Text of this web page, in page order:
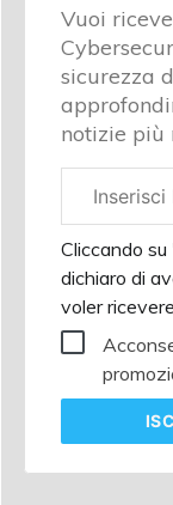
Vuoi
sicurezza
notizie più
aziendale
Cliccando
dichiaro di
voler